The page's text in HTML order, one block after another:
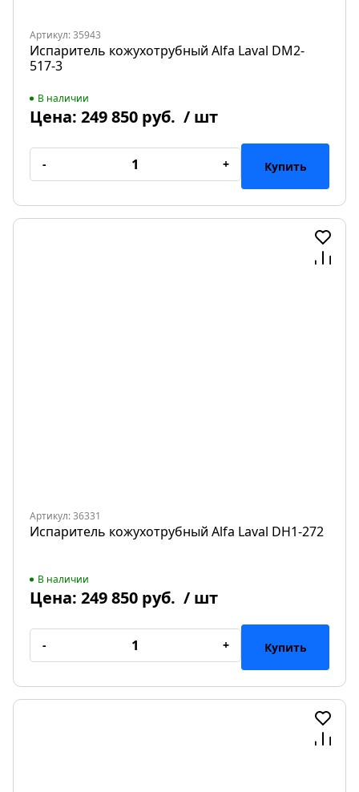
Артикул: 35943
Испаритель кожухотрубный Alfa Laval DM2-
517-3
В наличии
Цена: 249 850 руб. / шт
- + Купить
Артикул: 36331
Испаритель кожухотрубный Alfa Laval DH1-272
В наличии
Цена: 249 850 руб. / шт
- + Купить